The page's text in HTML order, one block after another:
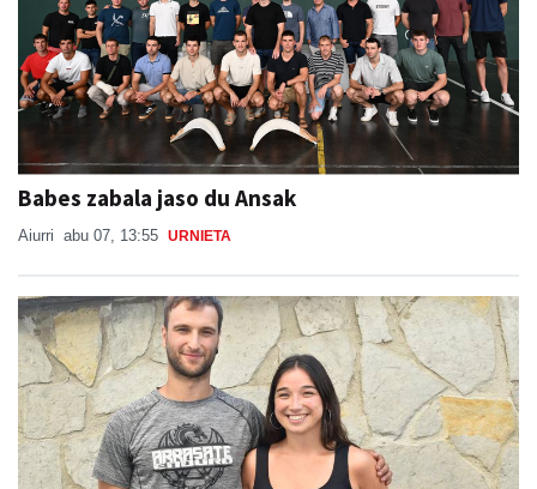
Babes zabala jaso du Ansak
Aiurri abu 07, 13:55 URNIETA